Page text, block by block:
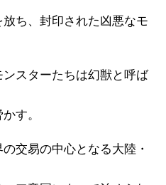
ち、封印された凶悪なモ
スターたちは幻獣と呼ば
す。
交易の中心となる大陸・